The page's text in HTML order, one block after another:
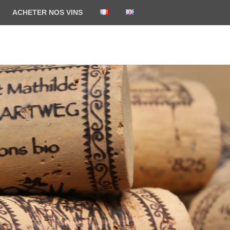
ACHETER NOS VINS